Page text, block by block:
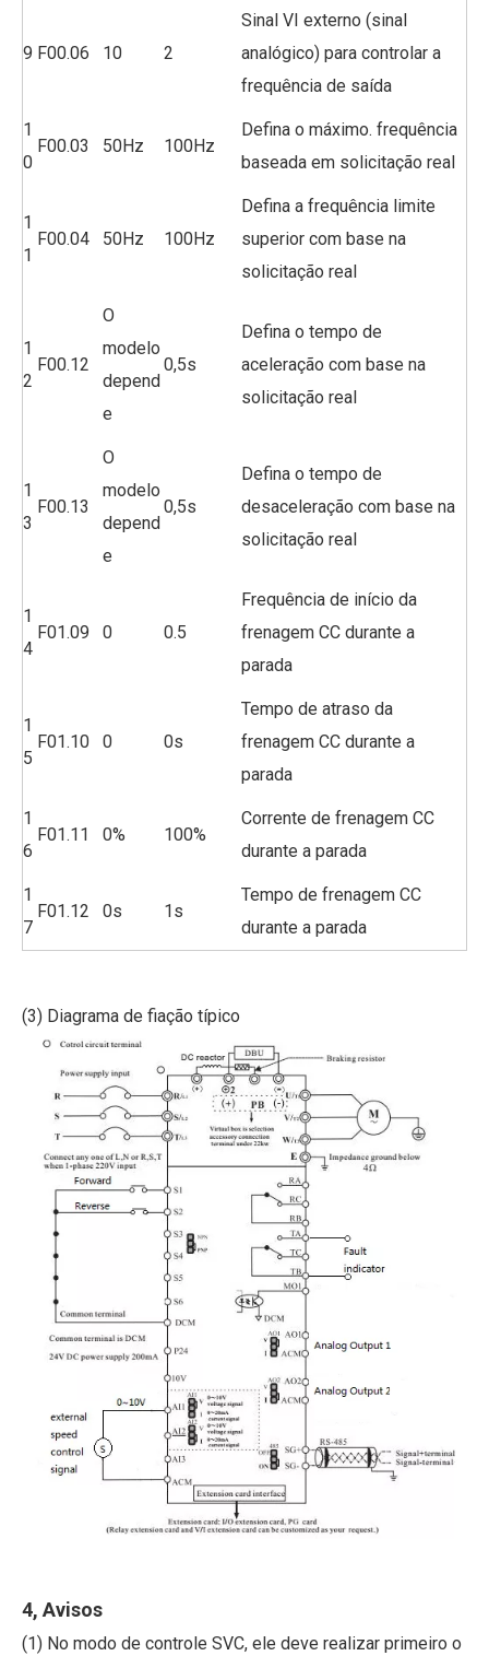
9 F00.06 10 2
Sinal VI externo (sinal
analógico) para controlar a
frequência de saída
1
0
F00.03 50Hz 100Hz
Defina o máximo. frequência
baseada em solicitação real
1
1
F00.04 50Hz 100Hz
Defina a frequência limite
superior com base na
solicitação real
1
2
F00.12
O
modelo
depend
e
0,5s
Defina o tempo de
aceleração com base na
solicitação real
1
3
F00.13
O
modelo
depend
e
0,5s
Defina o tempo de
desaceleração com base na
solicitação real
1
4
F01.09 0 0.5
Frequência de início da
frenagem CC durante a
parada
1
5
F01.10 0 0s
Tempo de atraso da
frenagem CC durante a
parada
1
6
F01.11 0% 100%
Corrente de frenagem CC
durante a parada
1
7
F01.12 0s 1s
Tempo de frenagem CC
durante a parada
(3) Diagrama de fiação típico
4, Avisos
(1) No modo de controle SVC, ele deve realizar primeiro o